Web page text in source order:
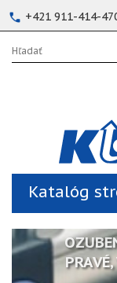
+421 911-414-
Katalóg